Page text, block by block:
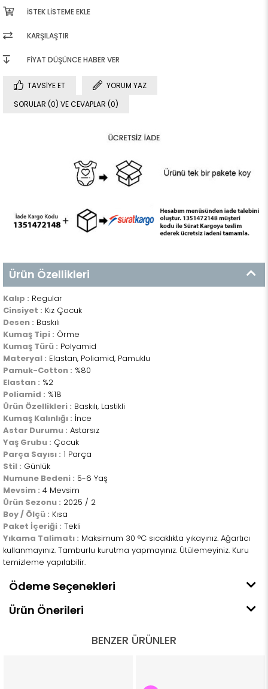
İSTEK LISTEME EKLE
KARŞILAŞTIR
FIYAT DÜŞÜNCE HABER VER
TAVSIYE ET
YORUM YAZ
SORULAR (0) VE CEVAPLAR (0)
Ürün Özellikleri
Kalıp : Regular
Cinsiyet : Kız Çocuk
Desen : Baskılı
Kumaş Tipi : Örme
Kumaş Türü : Polyamid
Materyal : Elastan, Poliamid, Pamuklu
Pamuk-Cotton : %80
Elastan : %2
Poliamid : %18
Ürün Özellikleri : Baskılı, Lastikli
Kumaş Kalınlığı : İnce
Astar Durumu : Astarsız
Yaş Grubu : Çocuk
Parça Sayısı : 1 Parça
Stil : Günlük
Numune Bedeni : 5-6 Yaş
Mevsim : 4 Mevsim
Ürün Sezonu : 2025 / 2
Boy / Ölçü : Kısa
Paket İçeriği : Tekli
Yıkama Talimatı : Maksimum 30 °C sıcaklıkta yıkayınız. Ağartıcı
kullanmayınız. Tamburlu kurutma yapmayınız. Ütülemeyiniz. Kuru
temizleme yapılabilir.
Ödeme Seçenekleri
Ürün Önerileri
BENZER ÜRÜNLER